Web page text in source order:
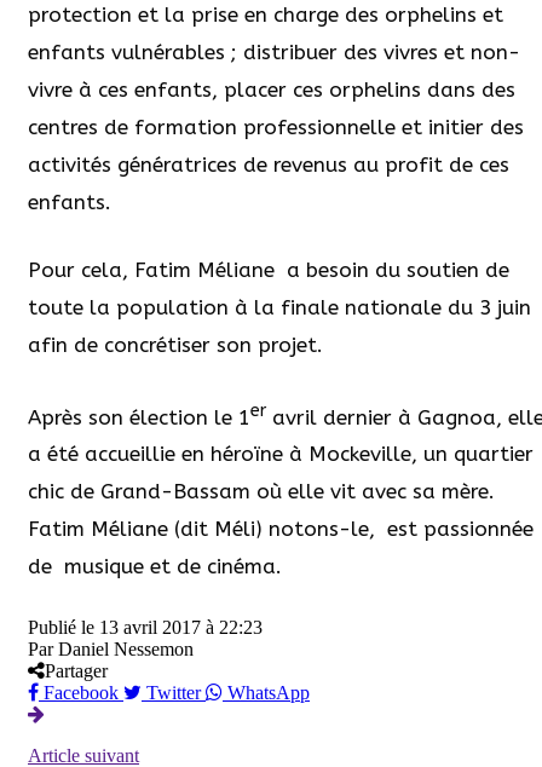
protection et la prise en charge des orphelins et
enfants vulnérables ; distribuer des vivres et non-
vivre à ces enfants, placer ces orphelins dans des
centres de formation professionnelle et initier des
activités génératrices de revenus au profit de ces
enfants.
Pour cela, Fatim Méliane a besoin du soutien de
toute la population à la finale nationale du 3 juin
afin de concrétiser son projet.
Après son élection le 1er avril dernier à Gagnoa,
a été accueillie en héroïne à Mockeville, un quartier
chic de Grand-Bassam où elle vit avec sa mère.
Fatim Méliane (dit Méli) notons-le, est passionnée
de musique et de cinéma.
Publié le 13 avril 2017 à 22:23
Par Daniel Nessemon
Partager
Facebook
Twitter WhatsApp
Article suivant